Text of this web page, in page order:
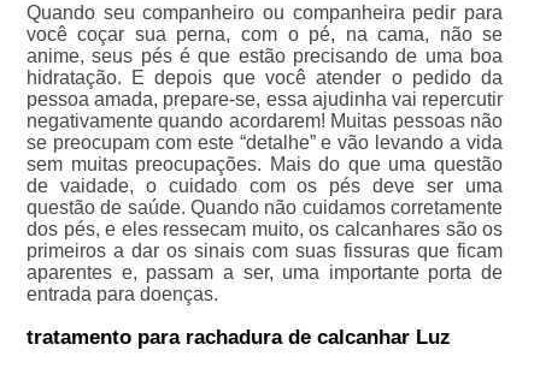
Quando seu companheiro ou companheira pedir para
você coçar sua perna, com o pé, na cama, não se
anime, seus pés é que estão precisando de uma boa
hidratação. E depois que você atender o pedido da
pessoa amada, prepare-se, essa ajudinha vai repercutir
negativamente quando acordarem! Muitas pessoas não
se preocupam com este “detalhe” e vão levando a vida
sem muitas preocupações. Mais do que uma questão
de vaidade, o cuidado com os pés deve ser uma
questão de saúde. Quando não cuidamos corretamente
dos pés, e eles ressecam muito, os calcanhares são os
primeiros a dar os sinais com suas fissuras que ficam
aparentes e, passam a ser, uma importante porta de
entrada para doenças.
tratamento para rachadura de calcanhar Luz